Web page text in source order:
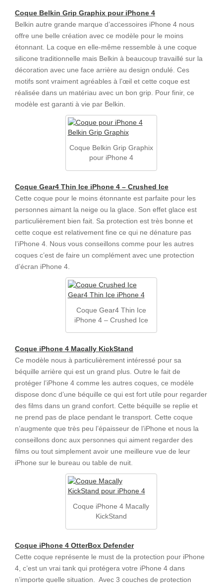
Coque Belkin Grip Graphix pour iPhone 4
Belkin autre grande marque d’accessoires iPhone 4 nous
offre une belle création avec ce modèle pour le moins
étonnant. La coque en elle-même ressemble à une coque
silicone traditionnelle mais Belkin à beaucoup travaillé sur la
décoration avec une face arrière au design ondulé. Ces
motifs sont vraiment agréables à l’œil et cette coque est
réalisée dans un matériau avec un bon grip. Pour finir, ce
modèle est garanti à vie par Belkin.
Coque Belkin Grip Graphix
pour iPhone 4
Coque Gear4 Thin Ice iPhone 4 – Crushed Ice
Cette coque pour le moins étonnante est parfaite pour les
personnes aimant la neige ou la glace. Son effet glace est
particulièrement bien fait. Sa protection est très bonne et
cette coque est relativement fine ce qui ne dénature pas
l’iPhone 4. Nous vous conseillons comme pour les autres
coques c’est de faire un complément avec une protection
d’écran iPhone 4.
Coque Gear4 Thin Ice
iPhone 4 – Crushed Ice
Coque iPhone 4 Macally KickStand
Ce modèle nous à particulièrement intéressé pour sa
béquille arrière qui est un grand plus. Outre le fait de
protéger l’iPhone 4 comme les autres coques, ce modèle
dispose donc d’une béquille ce qui est fort utile pour regarder
des films dans un grand confort. Cette béquille se replie et
ne prend pas de place pendant le transport. Cette coque
n’augmente que très peu l’épaisseur de l’iPhone et nous la
conseillons donc aux personnes qui aiment regarder des
films ou tout simplement avoir une meilleure vue de leur
iPhone sur le bureau ou table de nuit.
Coque iPhone 4 Macally
KickStand
Coque iPhone 4 OtterBox Defender
Cette coque représente le must de la protection pour iPhone
4, c’est un vrai tank qui protégera votre iPhone 4 dans
n’importe quelle situation. Avec 3 couches de protection